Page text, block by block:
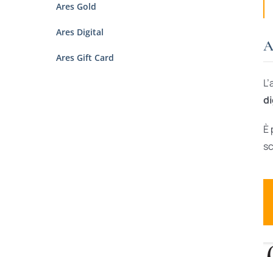
È
Ares Gold
Ares Digital
Ares Gift Card